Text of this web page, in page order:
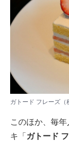
ガトード フレーズ
このほか、毎
キ「 ガトード